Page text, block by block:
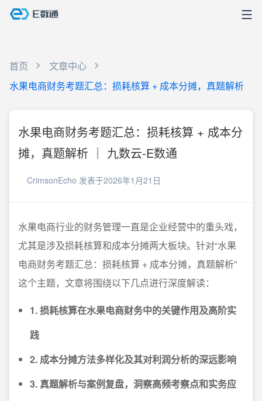
首页
文章中心
水果电商财务考题汇总：损耗核算 + 成本分摊，真题解析
水果电商财务考题汇总：损耗核算 + 成本分
摊，真题解析 ｜ 九数云-E数通
CrimsonEcho 发表于2026年1月21日
水果电商行业的财务管理一直是企业经营中的重头戏，
尤其是涉及损耗核算和成本分摊两大板块。针对“水果
电商财务考题汇总：损耗核算 + 成本分摊，真题解析”
这个主题，文章将围绕以下几点进行深度解读：
1. 损耗核算在水果电商财务中的关键作用及高阶实
践
2. 成本分摊方法多样化及其对利润分析的深远影响
3. 真题解析与案例复盘，洞察高频考察点和实务应